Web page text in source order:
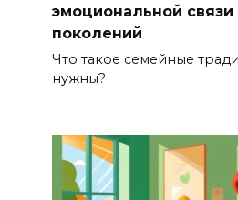
эмоциональной связи
поколений
Что такое семейные
нужны?